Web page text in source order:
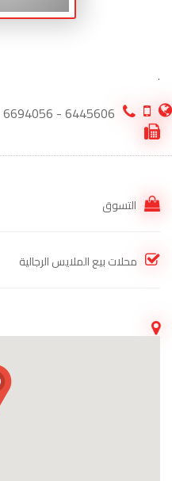
.
6445606 - 6694056
التسوق
محلات بيع الملايس الرجالية